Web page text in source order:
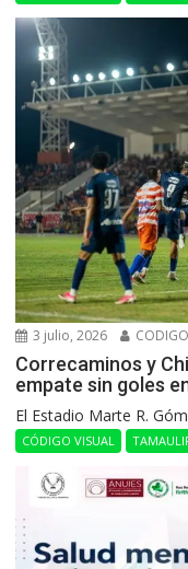
3 julio, 2026
Correcaminos y
empate sin goles
El Estadio Marte R.
CÓDIGO VISUAL